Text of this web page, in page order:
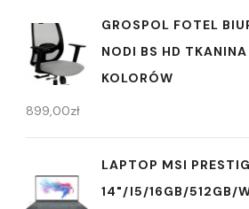
GROSPOL FOTEL
NODI BS HD TKANINA
KOLORÓW
899,00zł
LAPTOP MSI
14"/I5/16GB/512GB/